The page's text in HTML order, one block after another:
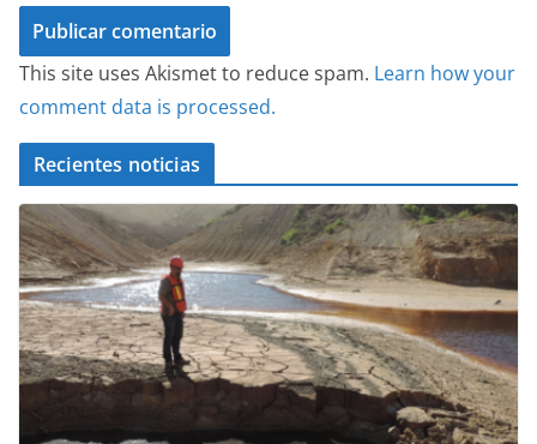
This site uses Akismet to reduce spam. Learn how your
comment data is processed.
Recientes noticias